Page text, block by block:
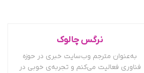
نرگس چالوک
به‌عنوان مترجم وب‌سایت خبری در حوزه
فناوری فعالیت می‌کنم و تجربه‌ی خوبی در